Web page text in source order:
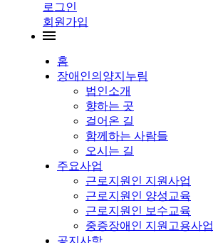
로그인
회원가입
홈
장애인의양지누림
법인소개
향하는 곳
걸어온 길
함께하는 사람들
오시는 길
주요사업
근로지원인 지원사업
근로지원인 양성교육
근로지원인 보수교육
중증장애인 지원고용사업
공지사항